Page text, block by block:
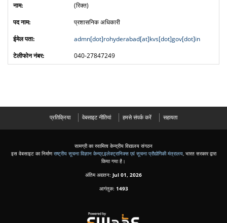
(रिक्त)
प्रशासनिक अधिकारी
admn[dot]rohyderabad[at]kvs[dot]gov[dot]in
040-27847249
प्रतिक्रिया वेबसाइट नीतियां हमसे संपर्क करें सहायता
सामग्री का स्वामित्व केन्द्रीय विद्यालय संगठन
इस वेबसाइट का निर्माणराष्ट्रीय सूचना विज्ञान केन्द्र,इलेक्ट्रानिक्स एवं सूचना प्रौद्योगिकी मंत्रालय, भारत सरकार द्वारा
किया गया है।
अंतिम अद्यतन: Jul 01, 2026
आगंतुक: 1493